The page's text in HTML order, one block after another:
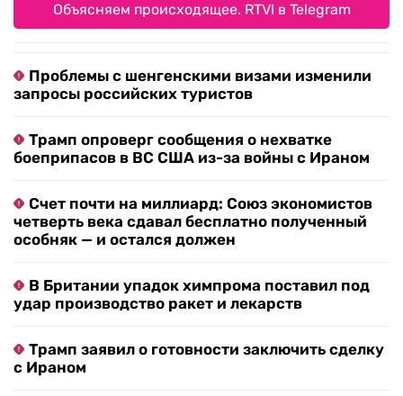
Объясняем происходящее. RTVI в Telegram
Проблемы с шенгенскими визами изменили
запросы российских туристов
Трамп опроверг сообщения о нехватке
боеприпасов в ВС США из-за войны с Ираном
Счет почти на миллиард: Союз экономистов
четверть века сдавал бесплатно полученный
особняк — и остался должен
В Британии упадок химпрома поставил под
удар производство ракет и лекарств
Трамп заявил о готовности заключить сделку
с Ираном